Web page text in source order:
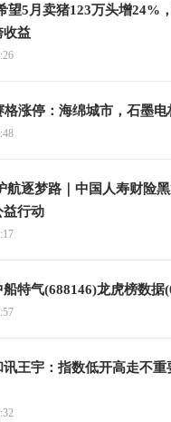
望5月卖猪123万头增24%
收益
格涨停：海绵城市，石墨
航逐梦路｜中国人寿财险
益行动
特气(688146)龙虎榜数据
王宇：指数低开高走不